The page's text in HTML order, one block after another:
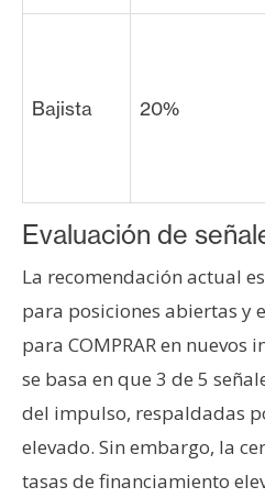
Bajista 20%
Evaluación de
La recomendación actual
para posiciones abiertas y
para COMPRAR en nuevos
se basa en que 3 de 5
del impulso, respaldadas
elevado. Sin embargo, la
tasas de financiamiento